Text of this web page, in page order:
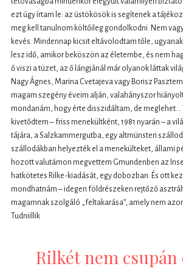
ezt úgy írtam le: az üstökösök is segítenek a
meg kell tanulnom költőileg gondolkodni. Nem
kevés. Mindennap kicsit eltávolodtam tőle,
lesz idő, amikor beköszön az életembe, és nem
ő viszi a tüzet, az ő lángjánál már olyanok láttak
Nagy Ágnes, Marina Cvetajeva vagy Borisz
magam szegény éveim alján, valahányszor
mondanám, hogy érte disszidáltam, de meglehet…
kivetődtem – friss menekültként, 1981 nyarán – a
tájára, a Salzkammergutba, egy altmünsteri
szállodákban helyezték el a menekülteket, állami
hozott valutámon megvettem Gmundenben az
hatkötetes Rilke-kiadását, egy dobozban. És ott
mondhatnám – idegen földrészeken rejtőző
magamnak szolgáló „feltakarása”, amely nem
Tudniillik
Rilkét nem csupán